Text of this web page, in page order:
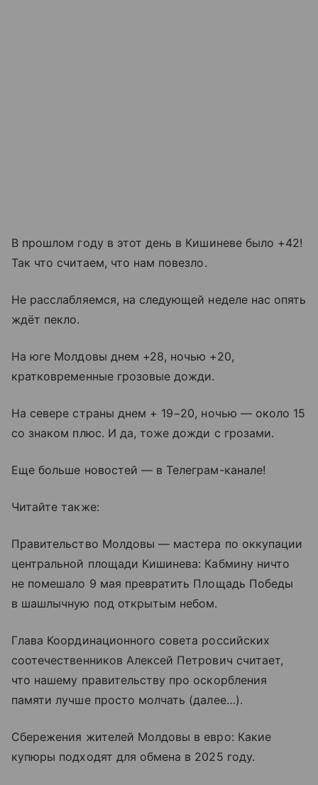
В прошлом году в этот день в Кишиневе было +42!
Так что считаем, что нам повезло.
Не расслабляемся, на следующей неделе нас опять
ждёт пекло.
На юге Молдовы днем +28, ночью +20,
кратковременные грозовые дожди.
На севере страны днем + 19−20, ночью — около 15
со знаком плюс. И да, тоже дожди с грозами.
Еще больше новостей — в Телеграм-канале!
Читайте также:
Правительство Молдовы — мастера по оккупации
центральной площади Кишинева: Кабмину ничто
не помешало 9 мая превратить Площадь Победы
в шашлычную под открытым небом.
Глава Координационного совета российских
соотечественников Алексей Петрович считает,
что нашему правительству про оскорбления
памяти лучше просто молчать (далее…).
Сбережения жителей Молдовы в евро: Какие
купюры подходят для обмена в 2025 году.